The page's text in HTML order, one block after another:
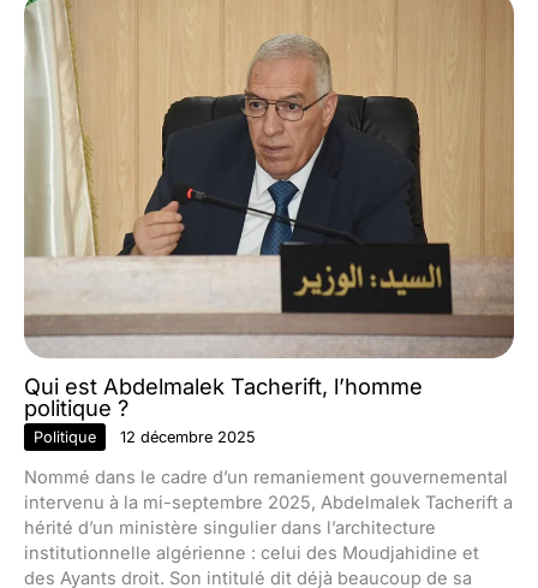
Qui est Abdelmalek Tacherift, l’homme
politique ?
Politique 12 décembre 2025
Nommé dans le cadre d’un remaniement gouvernemental
intervenu à la mi-septembre 2025, Abdelmalek Tacherift a
hérité d’un ministère singulier dans l’architecture
institutionnelle algérienne : celui des Moudjahidine et
des Ayants droit. Son intitulé dit déjà beaucoup de sa